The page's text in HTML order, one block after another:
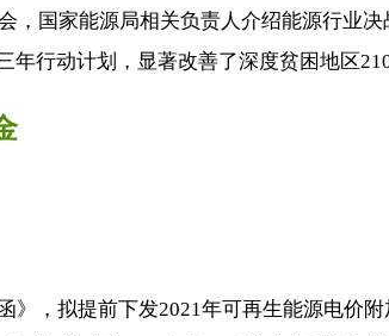
国家能源局相关负责人介绍能源行业
行动计划，显著改善了深度贫困地区
，拟提前下发2021年可再生能源电价